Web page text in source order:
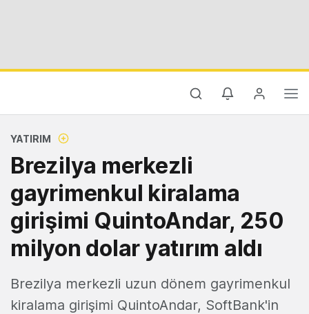
YATIRIM
Brezilya merkezli
gayrimenkul kiralama
girişimi QuintoAndar, 250
milyon dolar yatırım aldı
Brezilya merkezli uzun dönem gayrimenkul
kiralama girişimi QuintoAndar, SoftBank'in